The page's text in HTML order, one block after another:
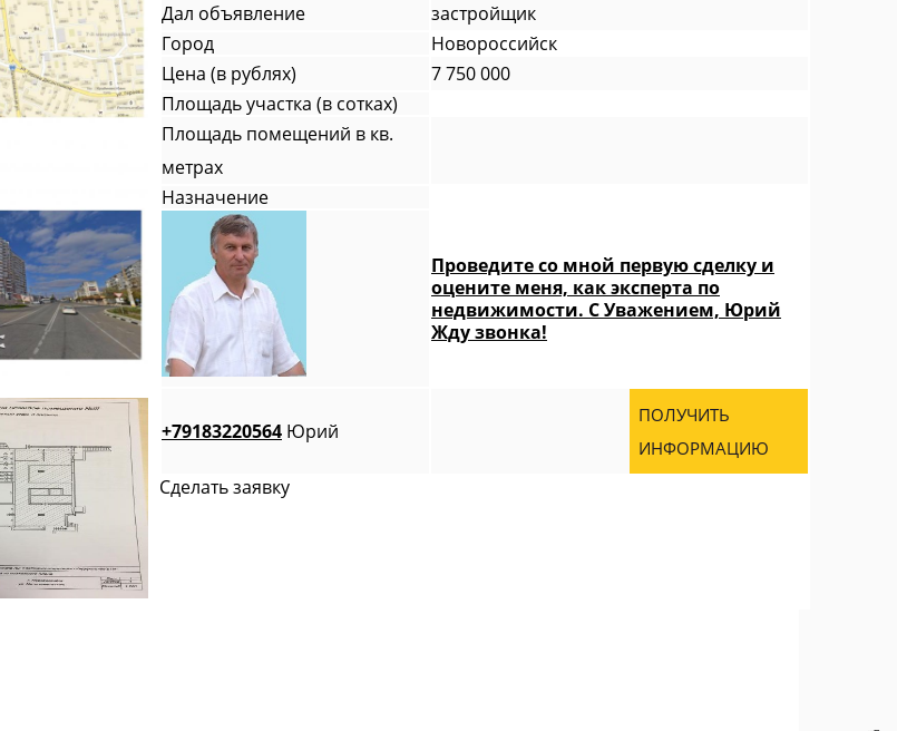
Дал объявление
застройщик
Город
Новороссийск
Цена (в рублях)
7 750 000
Площадь участка (в сотках)
Площадь помещений в кв.
метрах
Назначение
Проведите со мной первую сделку и
оцените меня, как эксперта по
недвижимости. С Уважением, Юрий
Жду звонка!
+79183220564 Юрий
ПОЛУЧИТЬ
ИНФОРМАЦИЮ
Сделать заявку